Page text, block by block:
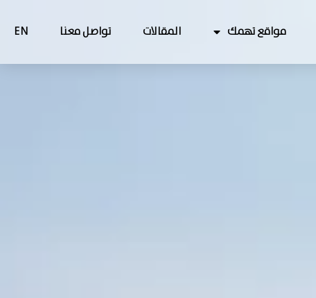
مواقع تهمك المقالات تواصل معنا EN